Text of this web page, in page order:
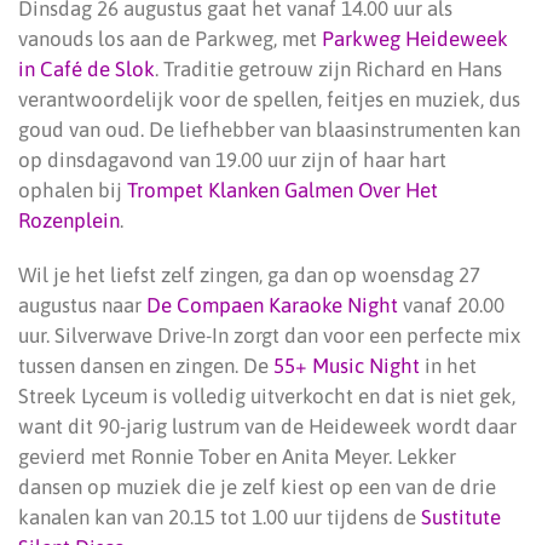
Dinsdag 26 augustus gaat het vanaf 14.00 uur als
vanouds los aan de Parkweg, met Parkweg Heideweek
in Café de Slok. Traditie getrouw zijn Richard en Hans
verantwoordelijk voor de spellen, feitjes en muziek, dus
goud van oud. De liefhebber van blaasinstrumenten kan
op dinsdagavond van 19.00 uur zijn of haar hart
ophalen bij Trompet Klanken Galmen Over Het
Rozenplein.
Wil je het liefst zelf zingen, ga dan op woensdag 27
augustus naar De Compaen Karaoke Night vanaf 20.00
uur. Silverwave Drive-In zorgt dan voor een perfecte mix
tussen dansen en zingen. De 55+ Music Night in het
Streek Lyceum is volledig uitverkocht en dat is niet gek,
want dit 90-jarig lustrum van de Heideweek wordt daar
gevierd met Ronnie Tober en Anita Meyer. Lekker
dansen op muziek die je zelf kiest op een van de drie
kanalen kan van 20.15 tot 1.00 uur tijdens de Sustitute